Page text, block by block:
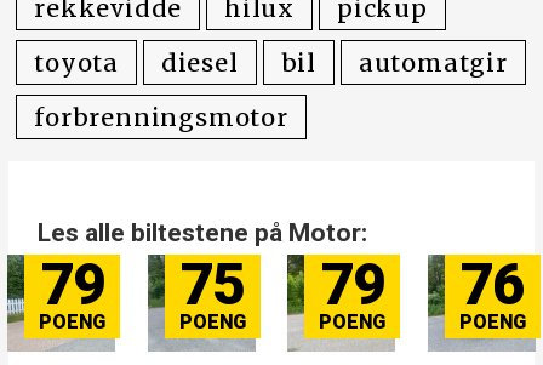
rekkevidde hilux
pickup
toyota
diesel bil
automatgir
forbrenningsmotor
Les alle biltestene på Motor:
79 75 79 76